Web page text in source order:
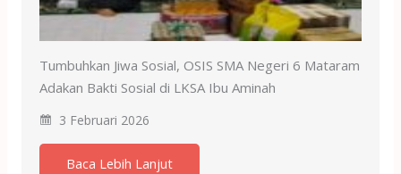
Tumbuhkan Jiwa Sosial, OSIS SMA Negeri 6 Mataram
Adakan Bakti Sosial di LKSA Ibu Aminah
3 Februari 2026
Baca Lebih Lanjut